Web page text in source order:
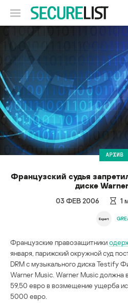
АРХИВ
Французский судья
диске
03 ФЕВ 2006 1
Французские правозащитники
января, парижский окружной суд
DRM с музыкального диска Testify
Warner Music. Warner Music должна
59,50 евро в возмещение ущерба
5000 евро.